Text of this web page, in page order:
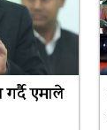
एमाले